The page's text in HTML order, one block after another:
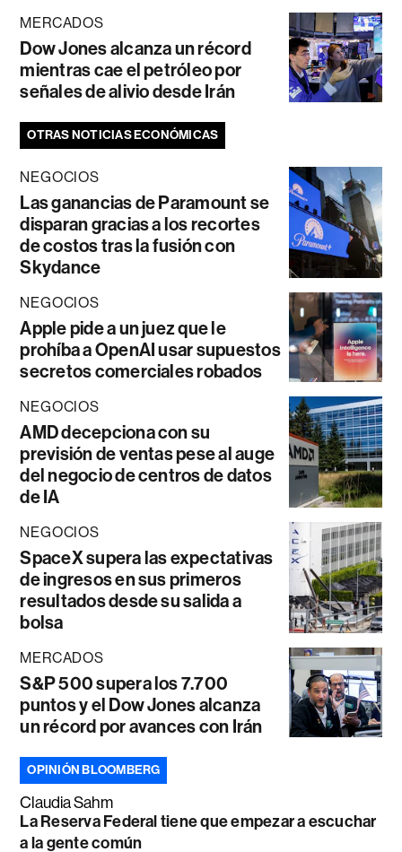
MERCADOS
Dow Jones alcanza un récord
mientras cae el petróleo por
señales de alivio desde Irán
OTRAS NOTICIAS ECONÓMICAS
NEGOCIOS
Las ganancias de Paramount se
disparan gracias a los recortes
de costos tras la fusión con
Skydance
NEGOCIOS
Apple pide a un juez que le
prohíba a OpenAI usar supuestos
secretos comerciales robados
NEGOCIOS
AMD decepciona con su
previsión de ventas pese al auge
del negocio de centros de datos
de IA
NEGOCIOS
SpaceX supera las expectativas
de ingresos en sus primeros
resultados desde su salida a
bolsa
MERCADOS
S&P 500 supera los 7.700
puntos y el Dow Jones alcanza
un récord por avances con Irán
OPINIÓN BLOOMBERG
Claudia Sahm
La Reserva Federal tiene que empezar a escuchar
a la gente común